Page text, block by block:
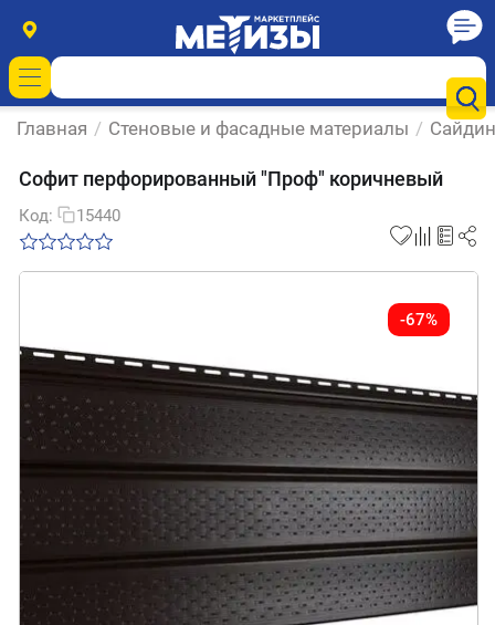
Главная / Стеновые и фасадные материалы /
Софит перфорированный "Проф" коричневый
Код: 15440
-67%